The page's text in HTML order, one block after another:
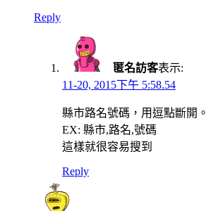
Reply
匿名訪客表示:
11-20, 2015下午 5:58.54
縣市路名號碼，用逗點斷開。
EX: 縣市,路名,號碼
這樣就很容易搜到
Reply